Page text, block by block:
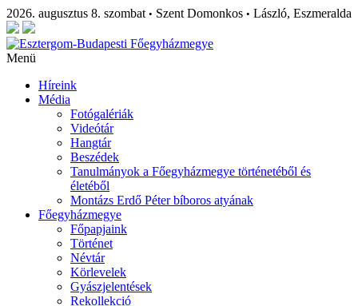
2026. augusztus 8. szombat • Szent Domonkos • László, Eszmeralda
Menü
Híreink
Média
Fotógalériák
Videótár
Hangtár
Beszédek
Tanulmányok a Főegyházmegye történetéből és
életéből
Montázs Erdő Péter bíboros atyának
Főegyházmegye
Főpapjaink
Történet
Névtár
Körlevelek
Gyászjelentések
Rekollekció